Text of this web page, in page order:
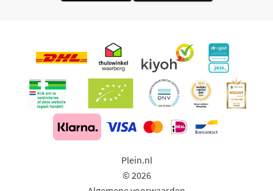
Plein.nl
© 2026